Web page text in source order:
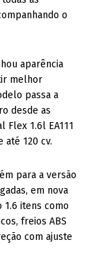
o
aparência
melhor
passa a
desde as
Flex 1.6l EA111
até 120 cv.
para a versão
em nova
1.6 itens como
freios ABS
com ajuste